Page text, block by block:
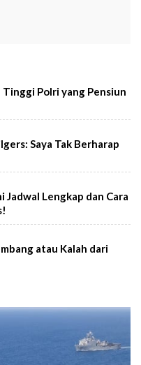
Polri yang Pensiun
Saya Tak Berharap
Jadwal Lengkap dan Cara
atau Kalah dari